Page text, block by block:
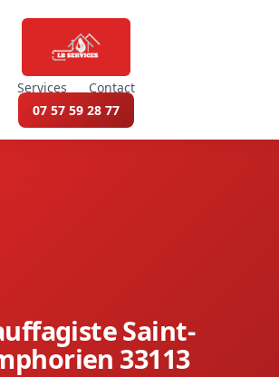
Services
Contact
07 57 59 28 77
Saint-
33113